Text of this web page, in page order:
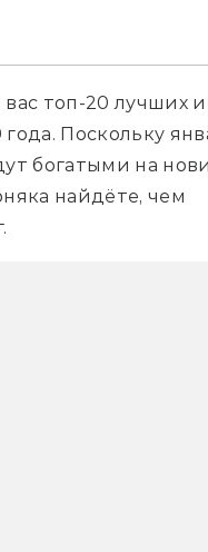
топ-20 лучших
Поскольку
богатыми на
найдёте, чем